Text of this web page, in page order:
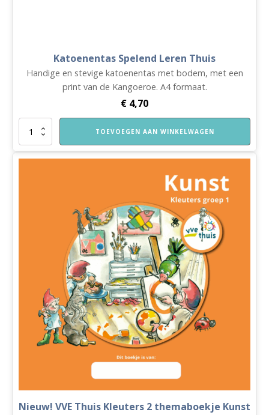
Katoenentas Spelend Leren Thuis
Handige en stevige katoenentas met bodem, met een
print van de Kangoeroe. A4 formaat.
€ 4,70
Katoenentas
Leren
TOEVOEGEN AAN WINKELWAGEN
Nieuw! VVE Thuis Kleuters 2 themaboekje Kunst